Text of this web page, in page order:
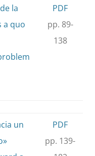
la
a quo
PDF
pp. 89-
138
un
PDF
pp. 139-